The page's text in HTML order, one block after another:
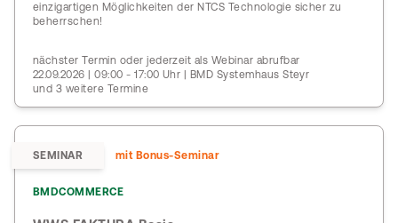
einzigartigen Möglichkeiten der NTCS Technologie sicher zu
beherrschen!
nächster Termin oder jederzeit als Webinar abrufbar
22.09.2026 | 09:00 - 17:00 Uhr | BMD Systemhaus Steyr
und 3 weitere Termine
SEMINAR mit Bonus-Seminar
BMDCOMMERCE